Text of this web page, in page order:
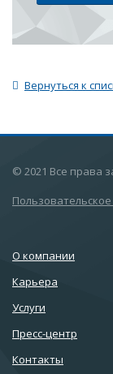
Вернуться к
© 2021 Все права
О компании
Карьера
Услуги
Пресс-центр
Контакты